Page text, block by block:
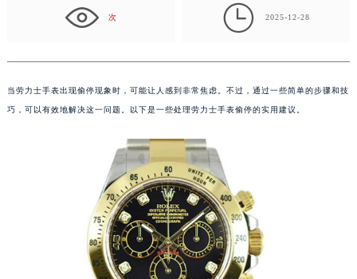
次  2025-12-28
当劳力士手表出现偷停现象时，可能让人感到非常焦虑。不过，通过一些简单的步骤和技
巧，可以有效地解决这一问题。以下是一些处理劳力士手表偷停的实用建议。